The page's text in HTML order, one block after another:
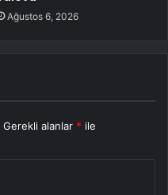
Ağustos 6, 2026
Gerekli alanlar * ile